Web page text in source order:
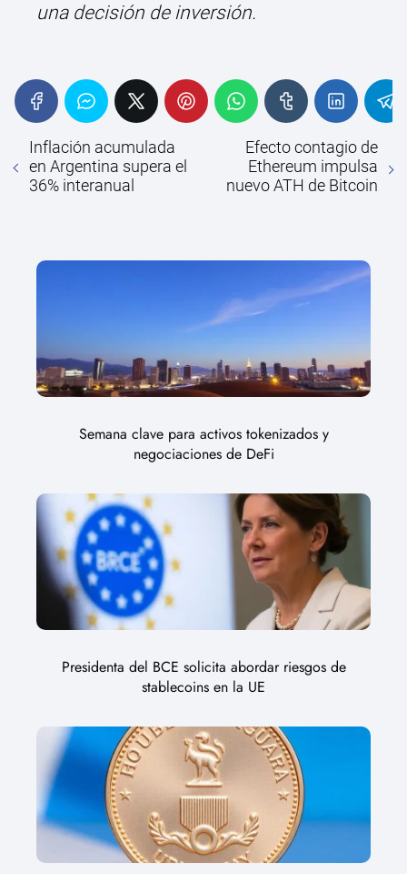
una decisión de inversión.
Inflación acumulada
en Argentina supera el
36% interanual
Efecto contagio de
Ethereum impulsa
nuevo ATH de Bitcoin
Semana clave para activos tokenizados y
negociaciones de DeFi
Presidenta del BCE solicita abordar riesgos de
stablecoins en la UE